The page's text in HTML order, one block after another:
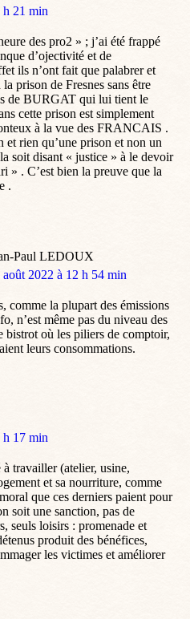
h 21 min
des pro2 » ; j’ai été frappé
d’ojectivité et de
ils n’ont fait que palabrer et
prison de Fresnes sans être
de BURGAT qui lui tient le
cette prison est simplement
à la vue des FRANCAIS .
rien qu’une prison et non un
soit disant « justice » à le devoir
» . C’est bien la preuve que la
.
Paul LEDOUX
août 2022 à 12 h 54 min
comme la plupart des émissions
n’est même pas du niveau des
bistrot où les piliers de comptoir,
leurs consommations.
h 17 min
travailler (atelier, usine,
et sa nourriture, comme
que ces derniers paient pour
soit une sanction, pas de
seuls loisirs : promenade et
produit des bénéfices,
les victimes et améliorer